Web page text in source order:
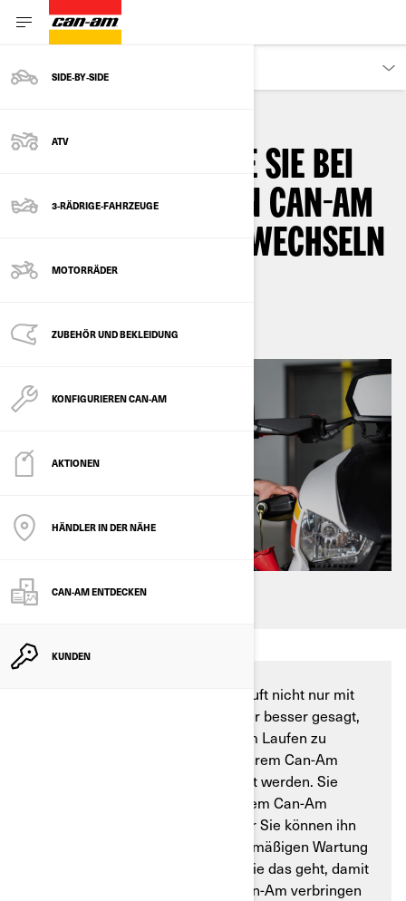
SIDE‑BY‑SIDE
ATV
3-RÄDRIGE-FAHRZEUGE
MOTORRÄDER
ZUBEHÖR UND BEKLEIDUNG
KONFIGURIEREN CAN-AM
AKTIONEN
HÄNDLER IN DER NÄHE
CAN-AM ENTDECKEN
KUNDEN
ERFAHREN SIE, WIE SIE BEI
IHREM 3-RÄDRIGEN CAN-AM
FAHRZEUG DAS ÖL WECHSELN
Ihr Can-Am Spyder oder Ryker läuft nicht nur mit
Benzin, sondern auch mit Öl. Oder besser gesagt,
es hilft dem Motor, das Benzin am Laufen zu
halten. Deshalb muss das Öl in Ihrem Can-Am
Motor von Zeit zu Zeit gewechselt werden. Sie
können diesen Ölwechsel bei Ihrem Can-Am
durchführen lassen, aber Sie können ihn
auch selbst im Rahmen der regelmäßigen Wartung
durchführen. Wir zeigen Ihnen, wie das geht, damit
Sie umso mehr Zeit mit Ihrem Can-Am verbringen